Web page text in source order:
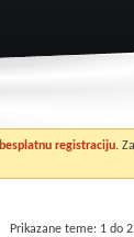
besplatnu registraciju.
Prikazane teme: 1 do